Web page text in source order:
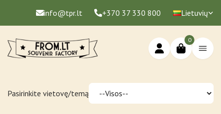
info@tpr.lt +370 37 330 800 Lietuvių
0
Pasirinkite vietovę/temą